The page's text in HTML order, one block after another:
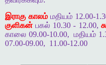
இராகு காலம் மதியம் 12.00-
குளிகன் பகல் 10.30 - 12.00,
காலை 09.00-10.00,
மதியம்
07.00-09.00, 11.00-12.00